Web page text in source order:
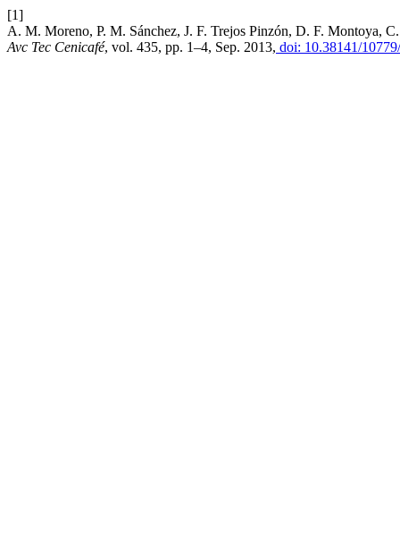
[1]
A. M. Moreno, P. M. Sánchez, J. F. Trejos Pinzón, D. F. Montoya,
Avc Tec Cenicafé, vol. 435, pp. 1–4, Sep. 2013, doi: 10.38141/